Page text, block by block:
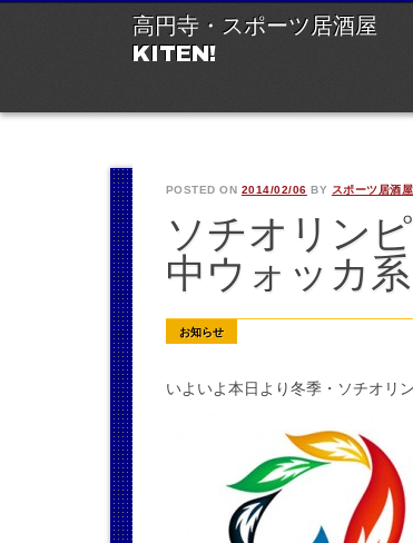
高円寺・スポーツ居酒屋
KITEN!
POSTED ON 2014/02/06 BY スポーツ居酒
ソチオリン
中ウォッカ
お知らせ
いよいよ本日より冬季・ソチオリ